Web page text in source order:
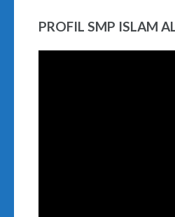
PROFIL SMP ISLAM